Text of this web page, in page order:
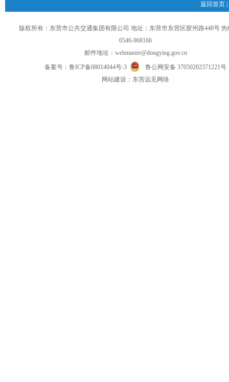
返回首页
版权所有：东营市公共交通集团有限公司 地址：东营市东营区胶州路448号
0546-968166
邮件地址： webmaster@dongying.gov.cn
备案号： 鲁ICP备08014044号-3
鲁公网安备 37050202371221号
网站建设： 东营远见网络